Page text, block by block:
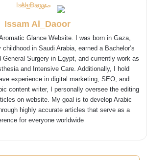
Issam Al_Daoor
Glance Website. I was born in Gaza,
in Saudi Arabia, earned a Bachelor’s
General Surgery in Egypt, and currently work as
and Intensive Care. Additionally, I hold
experience in digital marketing, SEO, and
content writer, I personally oversee the editing
on website. My goal is to develop Arabic
highly accurate articles that serve as a
for everyone worldwide